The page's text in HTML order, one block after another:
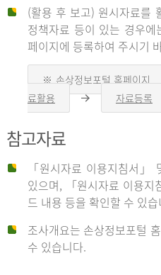
신
청
자
신
청
자
는
1.
자
(활용 후 보고) 원시자료를
정책자료 등이 있는 경우
페이지에 등록하여 주시기
※ 손상정보포털 홈페이지
료활용
른
자료등록
참고자료
「원시자료 이용지침서
있으며, 「원시자료 이용지
드 내용 등을 확인할 수 있습
조사개요는 손상정보포털
수 있습니다.